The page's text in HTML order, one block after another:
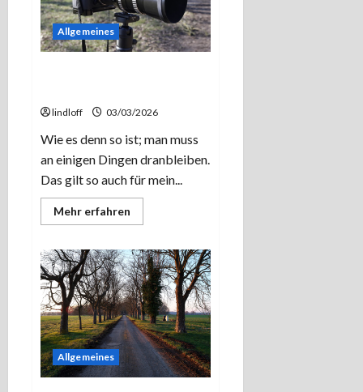
Allgemeines
lindloff 03/03/2026
Wie es denn so ist; man muss
an einigen Dingen dranbleiben.
Das gilt so auch für mein...
Mehr erfahren
Informationen
2,8/180
aus
Jena.
Geht
doch!
Allgemeines